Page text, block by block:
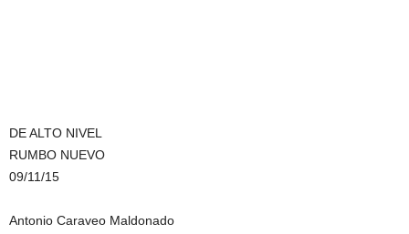
DE ALTO NIVEL
RUMBO NUEVO
09/11/15
Antonio Caraveo Maldonado